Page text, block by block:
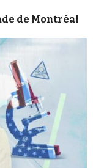
de Montréal